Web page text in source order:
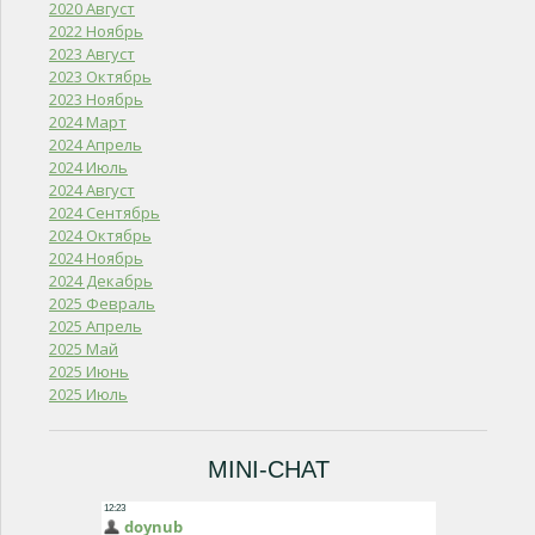
2020 Август
2022 Ноябрь
2023 Август
2023 Октябрь
2023 Ноябрь
2024 Март
2024 Апрель
2024 Июль
2024 Август
2024 Сентябрь
2024 Октябрь
2024 Ноябрь
2024 Декабрь
2025 Февраль
2025 Апрель
2025 Май
2025 Июнь
2025 Июль
MINI-CHAT